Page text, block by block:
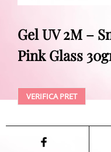
Gel UV 2M –
Pink Glass
VERIFICA PRET